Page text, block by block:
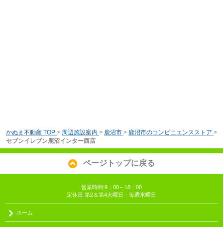
かぬま不動産 TOP > 周辺施設案内 > 鹿沼市 > 鹿沼市のコンビニエンスストア >
セブンイレブン鹿沼インター西店
ページトップに戻る
営業時間:9：00～18：00
定休日:第2＆第4火曜日・毎週水曜日
ホーム